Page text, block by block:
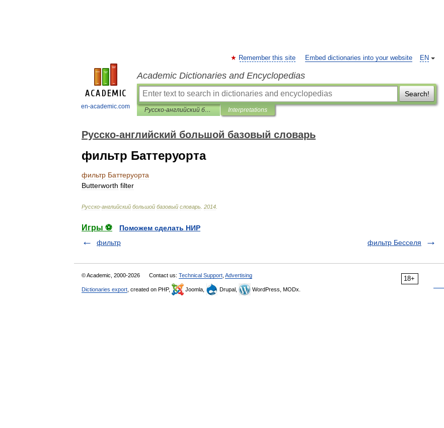
en-academic.com
EN
Remember this site Embed dictionaries into your website
Academic Dictionaries and Encyclopedias
Search!
Русско-английский большой базовый словарь Interpretations
Русско-английский большой базовый словарь
фильтр Баттеруорта
фильтр Баттеруорта
Butterworth filter
Русско-английский большой базовый словарь 2014
Игры ⚽
Поможем сделать НИР
фильтр
фильтр Бесселя
18+
© Academic, 2000-2026 Contact us: Technical Support Advertising
Dictionaries export , created on PHP, Joomla, Drupal, WordPress, MODx.